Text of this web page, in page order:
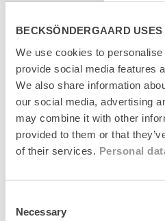
BECKSÖNDERGAARD
We use cookies to
provide social media features
We also share information
our social media, advertising
may combine it with other
provided to them or that
of their services. Personal
Selection
Necessary